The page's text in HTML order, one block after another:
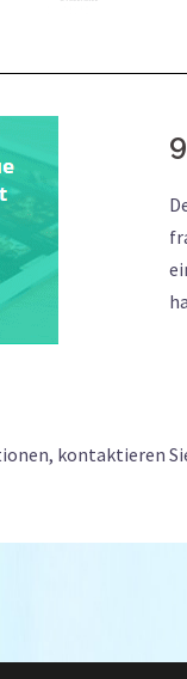
kontaktieren